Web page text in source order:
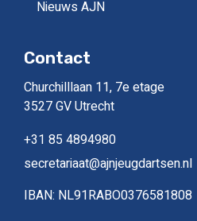
Nieuws AJN
Contact
Churchilllaan 11, 7e etage
3527 GV Utrecht
+31 85 4894980
secretariaat@ajnjeugdartsen.nl
IBAN: NL91RABO0376581808